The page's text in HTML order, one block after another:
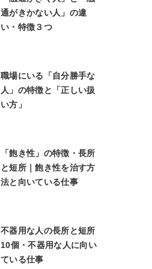
通がきかない人」の違
い・特徴３つ
職場にいる「自分勝手な
人」の特徴と「正しい扱
い方」
「飽き性」の特徴・長所
と短所｜飽き性を治す方
法と向いている仕事
不器用な人の長所と短所
10個・不器用な人に向い
ている仕事